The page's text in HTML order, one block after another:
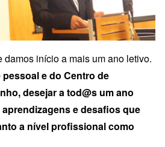
damos início a mais um ano letivo.
pessoal e do Centro de
desejar a tod@s um ano
e desafios que
a nível profissional como